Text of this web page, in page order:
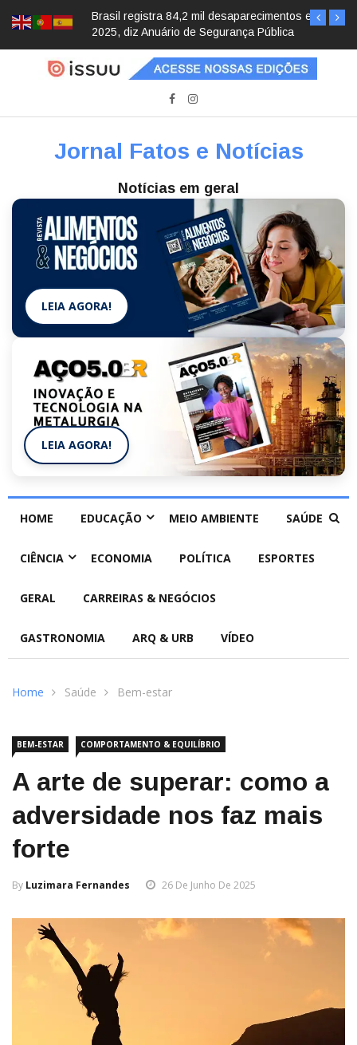
Brasil registra 84,2 mil desaparecimentos em
2025, diz Anuário de Segurança Pública
Jornal Fatos e Notícias
Notícias em geral
LEIA AGORA!
LEIA AGORA!
HOME EDUCAÇÃO MEIO AMBIENTE SAÚDE
CIÊNCIA ECONOMIA POLÍTICA ESPORTES
GERAL CARREIRAS & NEGÓCIOS
GASTRONOMIA ARQ & URB VÍDEO
Home Saúde Bem-estar
BEM-ESTAR COMPORTAMENTO & EQUILÍBRIO
A arte de superar: como a
adversidade nos faz mais
forte
By Luzimara Fernandes 26 De Junho De 2025